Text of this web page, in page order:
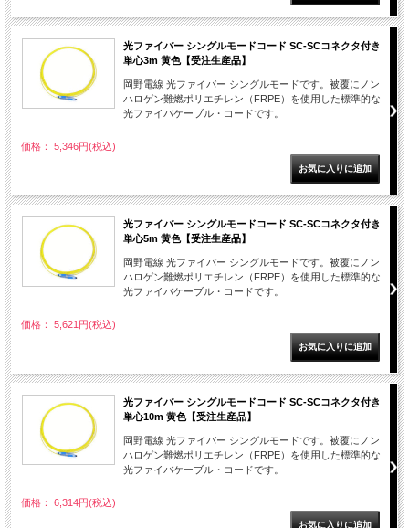
光ファイバー シングルモードコード SC-SCコネクタ付き
単心3m 黄色【受注生産品】
岡野電線 光ファイバー シングルモードです。被覆にノン
ハロゲン難燃ポリエチレン（FRPE）を使用した標準的な
光ファイバケーブル・コードです。
価格： 5,346円(税込)
光ファイバー シングルモードコード SC-SCコネクタ付き
単心5m 黄色【受注生産品】
岡野電線 光ファイバー シングルモードです。被覆にノン
ハロゲン難燃ポリエチレン（FRPE）を使用した標準的な
光ファイバケーブル・コードです。
価格： 5,621円(税込)
光ファイバー シングルモードコード SC-SCコネクタ付き
単心10m 黄色【受注生産品】
岡野電線 光ファイバー シングルモードです。被覆にノン
ハロゲン難燃ポリエチレン（FRPE）を使用した標準的な
光ファイバケーブル・コードです。
価格： 6,314円(税込)